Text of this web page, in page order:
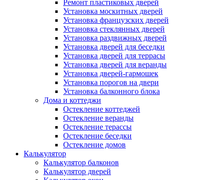
Ремонт пластиковых дверей
Установка москитных дверей
Установка французских дверей
Установка стеклянных дверей
Установка раздвижных дверей
Установка дверей для беседки
Установка дверей для террасы
Установка дверей для веранды
Установка дверей-гармошек
Установка порогов на двери
Установка балконного блока
Дома и коттеджи
Остекление коттеджей
Остекление веранды
Остекление терассы
Остекление беседки
Остекление домов
Калькулятор
Калькулятор балконов
Калькулятор дверей